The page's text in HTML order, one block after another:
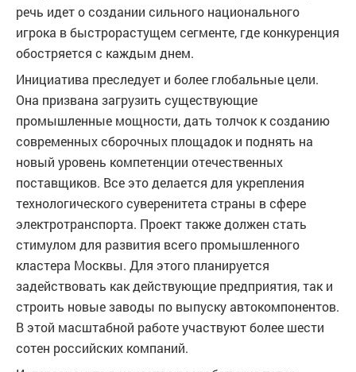
речь идет о создании сильного национального
игрока в быстрорастущем сегменте, где конкуренция
обостряется с каждым днем.
Инициатива преследует и более глобальные цели.
Она призвана загрузить существующие
промышленные мощности, дать толчок к созданию
современных сборочных площадок и поднять на
новый уровень компетенции отечественных
поставщиков. Все это делается для укрепления
технологического суверенитета страны в сфере
электротранспорта. Проект также должен стать
стимулом для развития всего промышленного
кластера Москвы. Для этого планируется
задействовать как действующие предприятия, так и
строить новые заводы по выпуску автокомпонентов.
В этой масштабной работе участвуют более шести
сотен российских компаний.